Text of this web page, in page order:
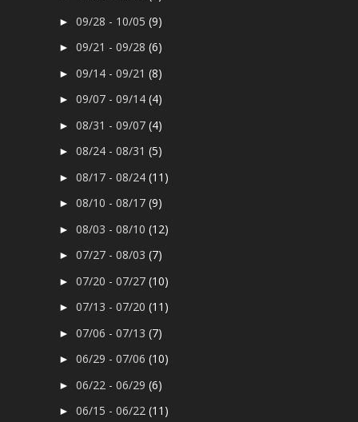
►09/28 - 10/05(9)
►09/21 - 09/28(6)
►09/14 - 09/21(8)
►09/07 - 09/14(4)
►08/31 - 09/07(4)
►08/24 - 08/31(5)
►08/17 - 08/24(11)
►08/10 - 08/17(9)
►08/03 - 08/10(12)
►07/27 - 08/03(7)
►07/20 - 07/27(10)
►07/13 - 07/20(11)
►07/06 - 07/13(7)
►06/29 - 07/06(10)
►06/22 - 06/29(6)
►06/15 - 06/22(11)